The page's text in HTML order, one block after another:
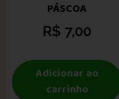
PÁSCOA
R$ 7,00
Adicionar ao
carrinho